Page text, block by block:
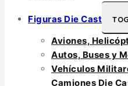
Figuras Die Cast
Aviones,
Autos, Buses y
Vehículos
Camiones Die